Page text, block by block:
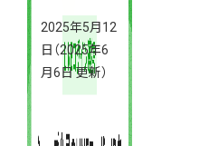
2025年5月12
日 （2025年6
月6日 更新）